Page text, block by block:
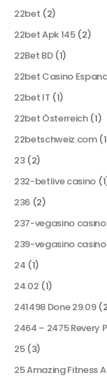
22bet (2)
22bet Apk 145(2)
22Bet BD(1)
22bet Casino
22bet IT (1)
22bet Österreich(1)
22betschweiz.com
23(2)
232-betlive casino
236 (2)
237-vegasino casino
239-vegasino casino
24 (1)
24.02 (1)
241498 Done 29.09
2464 – 2475 Revery
25(3)
25 Amazing Fitness